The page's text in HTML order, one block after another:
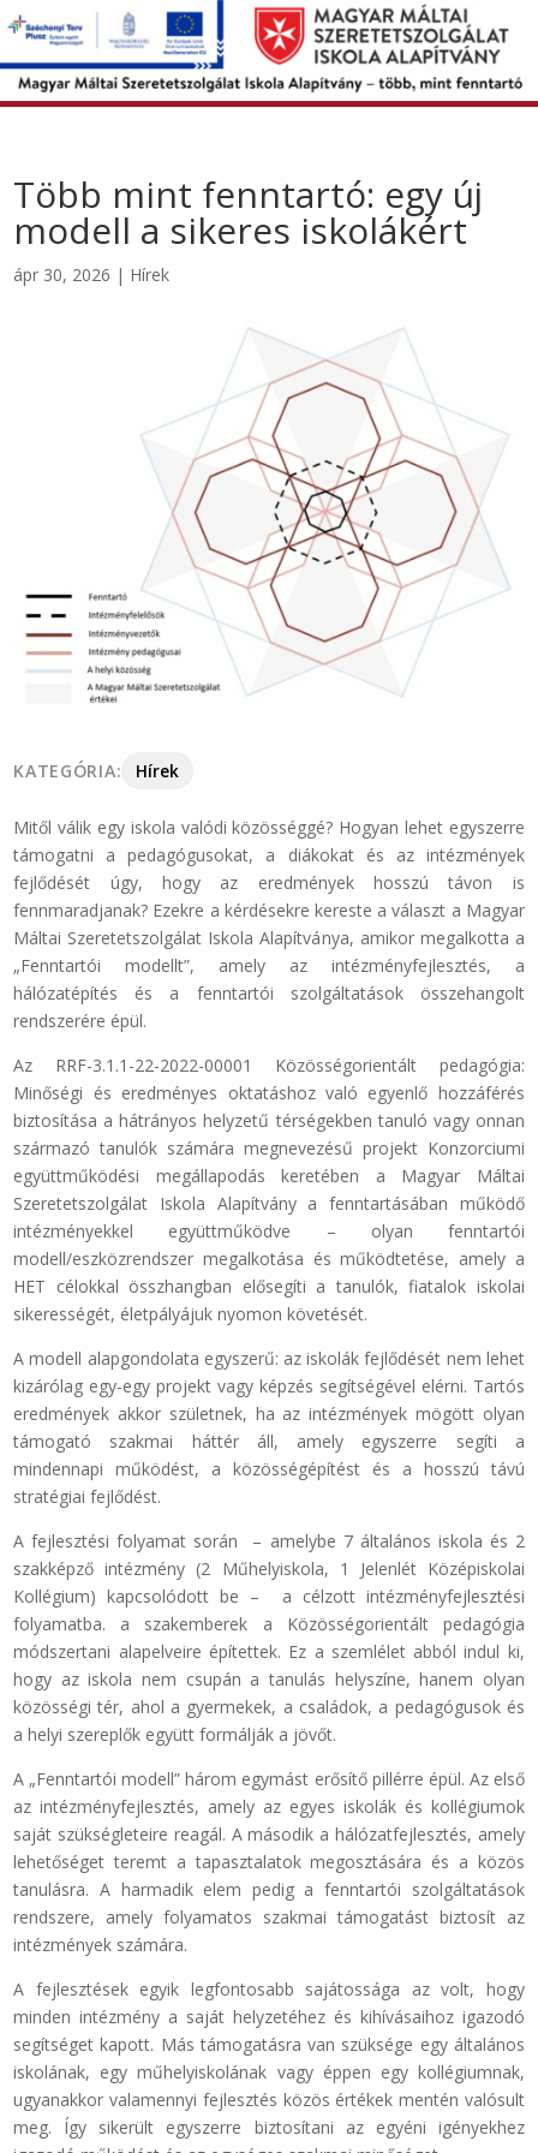
Több mint fenntartó: egy új
modell a sikeres iskolákért
ápr 30, 2026 | Hírek
KATEGÓRIA: Hírek
Mitől válik egy iskola valódi közösséggé? Hogyan lehet egyszerre
támogatni a pedagógusokat, a diákokat és az intézmények
fejlődését úgy, hogy az eredmények hosszú távon is
fennmaradjanak? Ezekre a kérdésekre kereste a választ a Magyar
Máltai Szeretetszolgálat Iskola Alapítványa, amikor megalkotta a
„Fenntartói modellt”, amely az intézményfejlesztés, a
hálózatépítés és a fenntartói szolgáltatások összehangolt
rendszerére épül.
Az RRF-3.1.1-22-2022-00001 Közösségorientált pedagógia:
Minőségi és eredményes oktatáshoz való egyenlő hozzáférés
biztosítása a hátrányos helyzetű térségekben tanuló vagy onnan
származó tanulók számára megnevezésű projekt Konzorciumi
együttműködési megállapodás keretében a Magyar Máltai
Szeretetszolgálat Iskola Alapítvány a fenntartásában működő
intézményekkel együttműködve – olyan fenntartói
modell/eszközrendszer megalkotása és működtetése, amely a
HET célokkal összhangban elősegíti a tanulók, fiatalok iskolai
sikerességét, életpályájuk nyomon követését.
A modell alapgondolata egyszerű: az iskolák fejlődését nem lehet
kizárólag egy-egy projekt vagy képzés segítségével elérni. Tartós
eredmények akkor születnek, ha az intézmények mögött olyan
támogató szakmai háttér áll, amely egyszerre segíti a
mindennapi működést, a közösségépítést és a hosszú távú
stratégiai fejlődést.
A fejlesztési folyamat során – amelybe 7 általános iskola és 2
szakképző intézmény (2 Műhelyiskola, 1 Jelenlét Középiskolai
Kollégium) kapcsolódott be – a célzott intézményfejlesztési
folyamatba. a szakemberek a Közösségorientált pedagógia
módszertani alapelveire építettek. Ez a szemlélet abból indul ki,
hogy az iskola nem csupán a tanulás helyszíne, hanem olyan
közösségi tér, ahol a gyermekek, a családok, a pedagógusok és
a helyi szereplők együtt formálják a jövőt.
A „Fenntartói modell” három egymást erősítő pillérre épül. Az első
az intézményfejlesztés, amely az egyes iskolák és kollégiumok
saját szükségleteire reagál. A második a hálózatfejlesztés, amely
lehetőséget teremt a tapasztalatok megosztására és a közös
tanulásra. A harmadik elem pedig a fenntartói szolgáltatások
rendszere, amely folyamatos szakmai támogatást biztosít az
intézmények számára.
A fejlesztések egyik legfontosabb sajátossága az volt, hogy
minden intézmény a saját helyzetéhez és kihívásaihoz igazodó
segítséget kapott. Más támogatásra van szüksége egy általános
iskolának, egy műhelyiskolának vagy éppen egy kollégiumnak,
ugyanakkor valamennyi fejlesztés közös értékek mentén valósult
meg. Így sikerült egyszerre biztosítani az egyéni igényekhez